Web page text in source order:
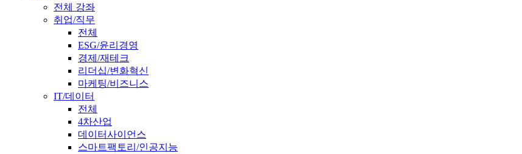
전체 강좌
취업/직무
전체
ESG/윤리경영
경제/재테크
리더십/변화혁신
마케팅/비즈니스
IT/데이터
전체
4차산업
데이터사이언스
스마트팩토리/인공지능